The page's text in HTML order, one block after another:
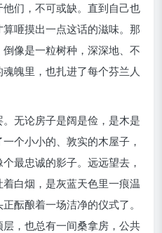
们，不可或缺。直到自己也
咂摸出一点这话的滋味。那
像是一粒树种，深深地、不
魄里，也扎进了每个芬兰人
无论房子是阔是俭，是木是
个小小的、敦实的木屋子，
最忠诚的影子。远远望去，
白烟，是灰蓝天色里一痕温
酝酿着一场洁净的仪式了。
，也总有一间桑拿房，公共